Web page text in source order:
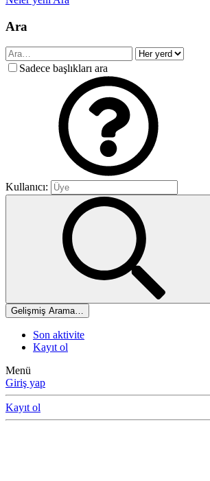
Ara
Sadece başlıkları ara
Kullanıcı:
Gelişmiş Arama…
Son aktivite
Kayıt ol
Menü
Giriş yap
Kayıt ol